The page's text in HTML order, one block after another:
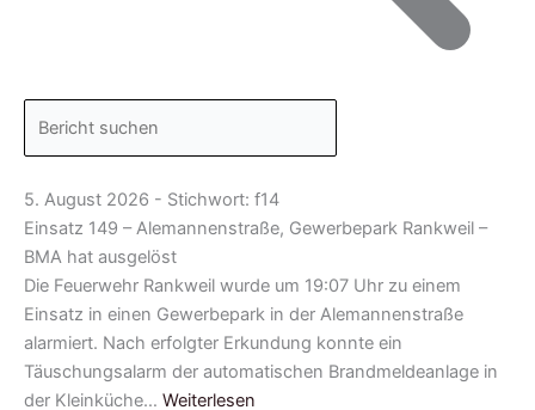
5. August 2026 - Stichwort: f14
Einsatz 149 – Alemannenstraße, Gewerbepark Rankweil –
BMA hat ausgelöst
Die Feuerwehr Rankweil wurde um 19:07 Uhr zu einem
Einsatz in einen Gewerbepark in der Alemannenstraße
alarmiert. Nach erfolgter Erkundung konnte ein
Täuschungsalarm der automatischen Brandmeldeanlage in
der Kleinküche… Weiterlesen